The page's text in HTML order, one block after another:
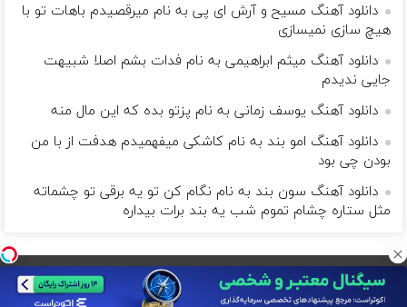
دانلود آهنگ مسیح و آرش ای پی به نام میرقصیدم باهات تو با
هیچ سازی نمیسازی
دانلود آهنگ میثم ابراهیمی به نام فدات بشم اصلا شبیهت
جایی ندیدم
دانلود آهنگ یوسف زمانی به نام پزتو بده که این مال منه
دانلود آهنگ امو بند به نام کاشکی میفهمیدم هدفت از با من
بودن چی بود
دانلود آهنگ سون بند به نام نگام کن تو یه برقی تو چشماته
مثل ستاره چشام تموم شب یه بند برات بیداره
بگذار زندگی مانند موسیقی باشد و مرگ یک نت ناگفته...